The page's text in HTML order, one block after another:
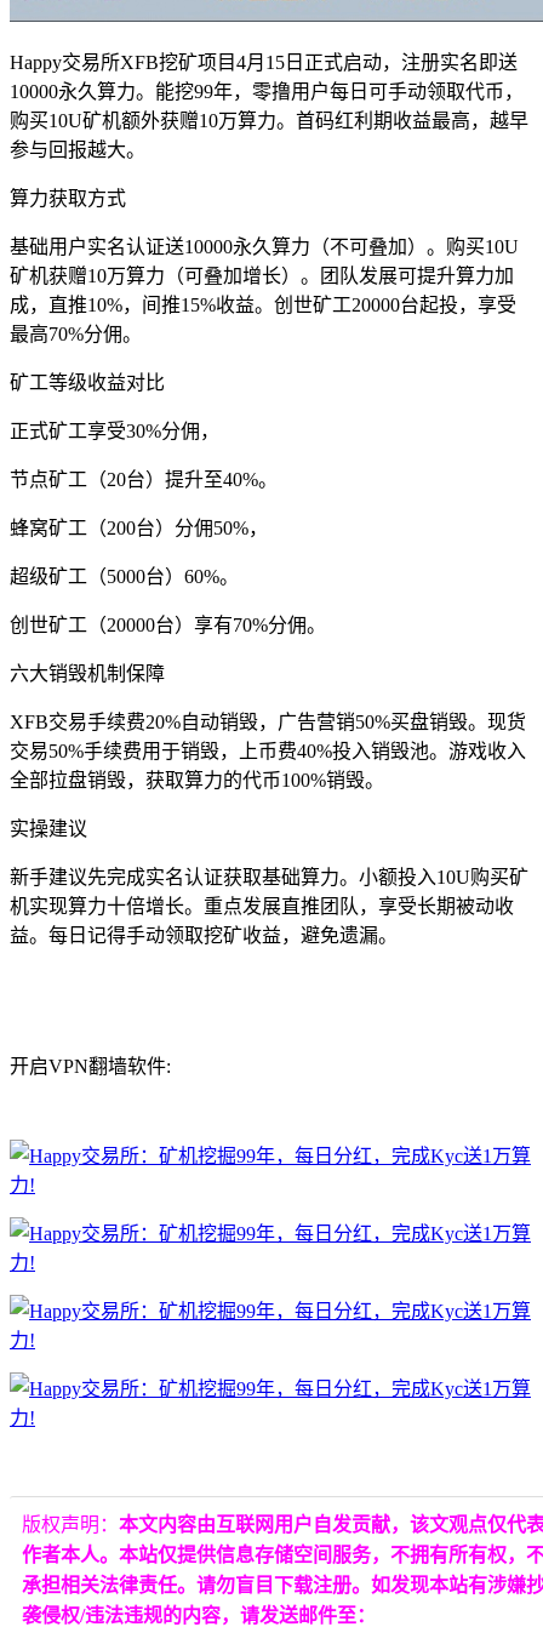
Happy交易所XFB挖矿项目4月15日正式启动，注册实名即送
10000永久算力。能挖99年，零撸用户每日可手动领取代币，
购买10U矿机额外获赠10万算力。首码红利期收益最高，越早
参与回报越大。
算力获取方式
基础用户实名认证送10000永久算力（不可叠加）。购买10U
矿机获赠10万算力（可叠加增长）。团队发展可提升算力加
成，直推10%，间推15%收益。创世矿工20000台起投，享受
最高70%分佣。
矿工等级收益对比
正式矿工享受30%分佣，
节点矿工（20台）提升至40%。
蜂窝矿工（200台）分佣50%，
超级矿工（5000台）60%。
创世矿工（20000台）享有70%分佣。
六大销毁机制保障
XFB交易手续费20%自动销毁，广告营销50%买盘销毁。现货
交易50%手续费用于销毁，上币费40%投入销毁池。游戏收入
全部拉盘销毁，获取算力的代币100%销毁。
实操建议
新手建议先完成实名认证获取基础算力。小额投入10U购买矿
机实现算力十倍增长。重点发展直推团队，享受长期被动收
益。每日记得手动领取挖矿收益，避免遗漏。
开启VPN翻墙软件:
版权声明： 本文内容由互联网用户自发贡献，该文观点仅代
作者本人。本站仅提供信息存储空间服务，不拥有所有权，
承担相关法律责任。请勿盲目下载注册。如发现本站有涉嫌
袭侵权/违法违规的内容，请发送邮件至：